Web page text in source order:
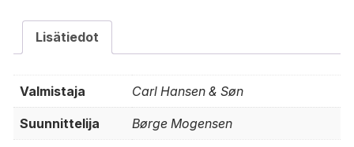
Lisätiedot
Valmistaja Carl Hansen & Søn
Suunnittelija Børge Mogensen